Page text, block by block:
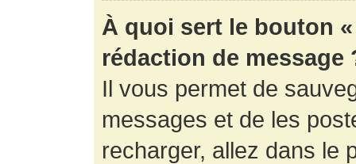
À quoi sert le bouton
rédaction de message
Il vous permet de
messages et de les
recharger, allez dans le